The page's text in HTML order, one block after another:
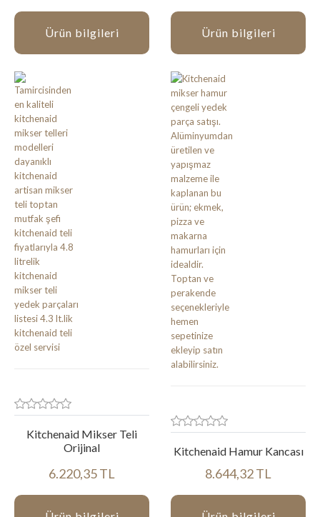
Ürün bilgileri Ürün bilgileri
Kitchenaid Mikser Teli
Orijinal
6.220,35 TL
Kitchenaid Hamur Kancası
8.644,32 TL